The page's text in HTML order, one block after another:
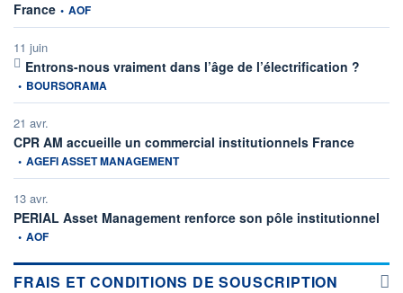
France information fournie par
• AOF
11 juin
Entrons-nous vraiment dans l’âge de l’électrification ?
• BOURSORAMA
21 avr.
CPR AM accueille un commercial institutionnels France
• AGEFI ASSET MANAGEMENT
13 avr.
PERIAL Asset Management renforce son pôle institutionnel
• AOF
FRAIS ET CONDITIONS DE SOUSCRIPTION